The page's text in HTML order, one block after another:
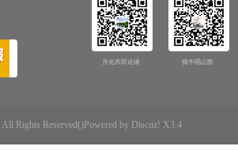
兴化市民论谈 骑牛唱山歌
Rights Reserved()Powered by Discuz! X3.4